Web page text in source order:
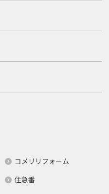
コメリリフォーム
住急番